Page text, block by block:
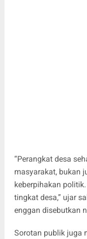
“Perangkat desa
masyarakat, bukan
keberpihakan
tingkat desa,” ujar
enggan disebutkan
Sorotan publik juga